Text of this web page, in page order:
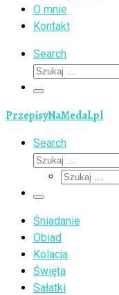
O mnie
Kontakt
Search
Szukaj
Menu
PrzepisyNaMedal.pl
Search
Szukaj
Szukaj
Menu
Śniadanie
Obiad
Kolacja
Święta
Sałatki